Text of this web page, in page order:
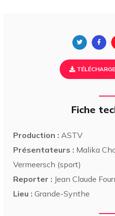
Fiche
Production : ASTV
Présentateurs : Malika
Vermeersch (sport)
Reporter : Jean Claude
Lieu : Grande-Synthe